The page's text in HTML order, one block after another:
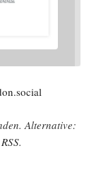
Alter­na­ti­ve:
RSS.